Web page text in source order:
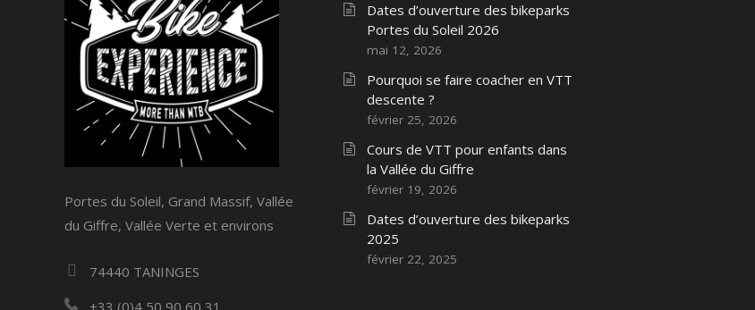
Portes du Soleil, Grand Massif, Vallée
du Giffre, Vallée Verte et environs
74440 TANINGES
+33 (0)4 50 90 60 31
Dates d’ouverture des bikeparks
Portes du Soleil 2026
mai 12, 2026
Pourquoi se faire coacher en VTT
descente ?
février 25, 2026
Cours de VTT pour enfants dans
la Vallée du Giffre
février 19, 2026
Dates d’ouverture des bikeparks
2025
février 22, 2025